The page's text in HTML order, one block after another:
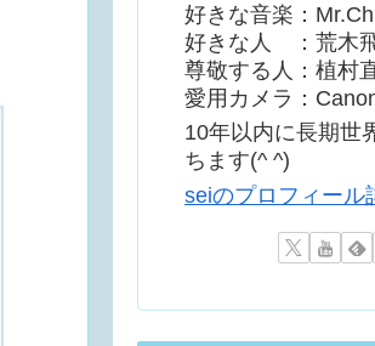
好きな音楽：
好きな人 ：荒木
尊敬する人：植村
愛用カメラ：
10年以内に長期世
ちます(^ ^)
seiのプロフィール